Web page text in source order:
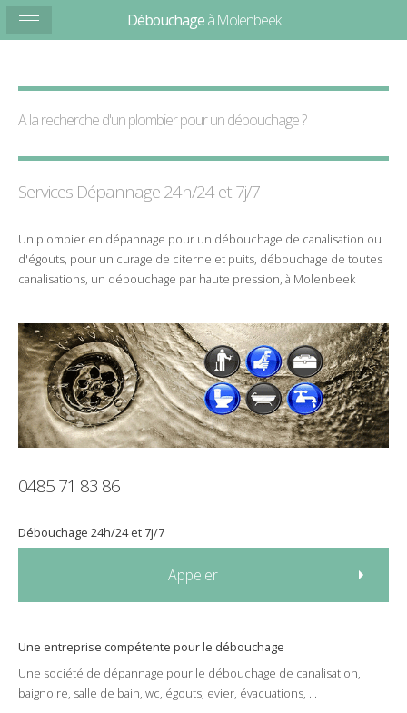
A la recherche d'un plombier pour undébouchage?
Services Dépannage 24h/24 et 7j/7
Un plombier en dépannage pour un débouchage de canalisation ou
d'égouts, pour un curage de citerne et puits, débouchage de toutes
canalisations, un débouchage par haute pression, à Molenbeek
0485 71 83 86
Débouchage 24h/24et 7j/7
Appeler
Une entreprise compétente pour le débouchage
Une société de dépannage pour le débouchage de canalisation
baignoire salle de bain wc égouts evier évacuations
Débouchageà Molenbeek